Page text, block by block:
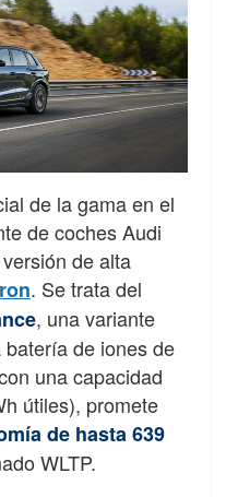
de la gama en el
de coches Audi
de alta
. Se trata del
, una variante
de iones de
una capacidad
útiles), promete
de hasta 639
WLTP.